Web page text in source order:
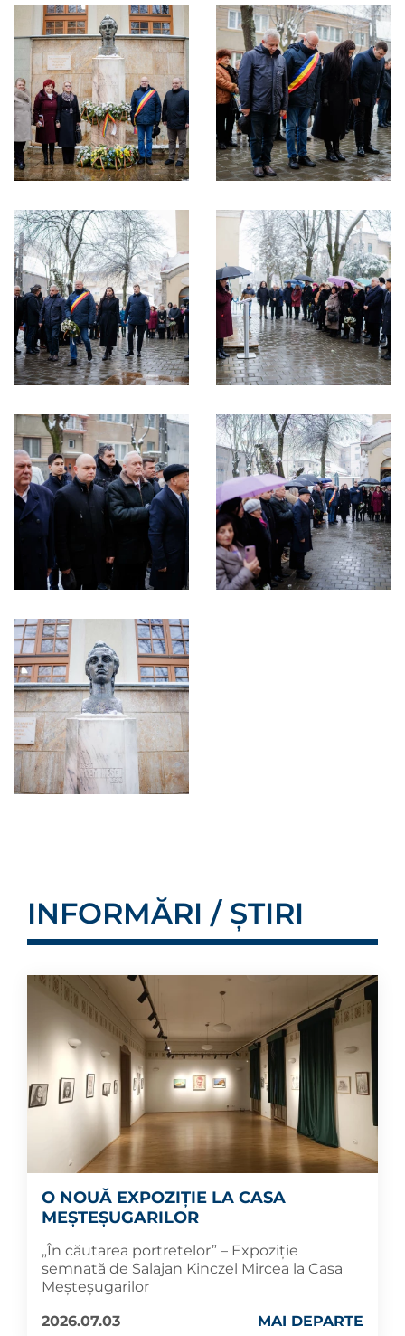
INFORMĂRI / ȘTIRI
O NOUĂ EXPOZIȚIE LA CASA
MEȘTEȘUGARILOR
„În căutarea portretelor” – Expoziție
semnată de Salajan Kinczel Mircea la Casa
Meșteșugarilor
2026.07.03
MAI DEPARTE